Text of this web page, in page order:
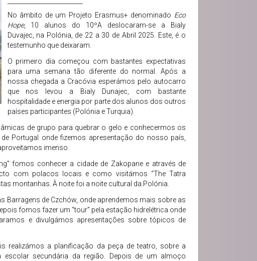
No âmbito de um Projeto Erasmus+ denominado Eco
Hope, 10 alunos do 10ºA deslocaram-se a Bialy
Duvajec, na Polónia, de 22 a 30 de Abril 2025. Este, é o
testemunho que deixaram.
O primeiro dia começou com bastantes expectativas
para uma semana tão diferente do normal. Após a
nossa chegada a Cracóvia esperámos pelo autocarro
que nos levou a Bialy Dunajec, com bastante
hospitalidade e energia por parte dos alunos dos outros
países participantes (Polónia e Turquia).
de grupo para quebrar o gelo e conhecermos os
Portugal onde fizemos apresentação do nosso país,
imenso.
fomos conhecer a cidade de Zakopane e através de
com polacos locais e como visitámos “The Tatra
montanhas. À noite foi a noite cultural da Polónia.
Barragens de Czchów, onde aprendemos mais sobre as
fomos fazer um “tour” pela estação hidrelétrica onde
e divulgámos apresentações sobre tópicos de
realizámos a planificação da peça de teatro, sobre a
secundária da região. Depois de um almoço